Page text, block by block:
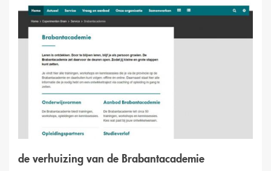
de verhuizing van de Brabantacademie